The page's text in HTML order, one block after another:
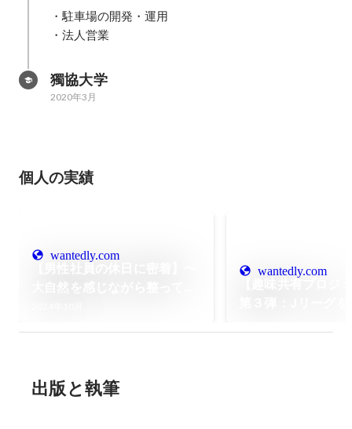
・駐車場の開発・運用
・法人営業
獨協大学
2020年3月
個人の実績
wantedly.com
wantedly.com
出版と執筆